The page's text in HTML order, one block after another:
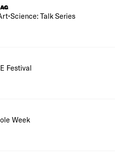
Talk Series
Festival
Week